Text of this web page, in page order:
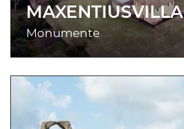
MAXENTIUSVILLA
Monumente